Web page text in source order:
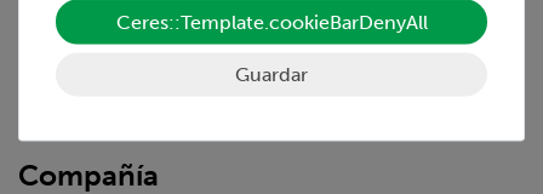
Resumen del servicio
Descargas
Compañía
Ceres::Template.cookieBarDenyAll
Guardar